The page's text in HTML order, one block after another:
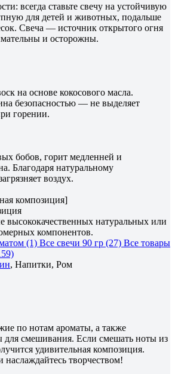
всегда ставьте свечу на устойчивую
для детей и животных, подальше
Свеча — источник открытого огня
и осторожны.
на основе кокосового масла.
безопасностью — не выделяет
горении.
бобов, горит медленней и
Благодаря натуральному
воздух.
композиция]
высококачественных натуральных или
компонентов.
(1) Все свечи 90 гр (27) Все товары
, Напитки, Ром
по нотам ароматы, а также
для смешивания. Если смешать ноты из
удивительная композиция.
творчеством!